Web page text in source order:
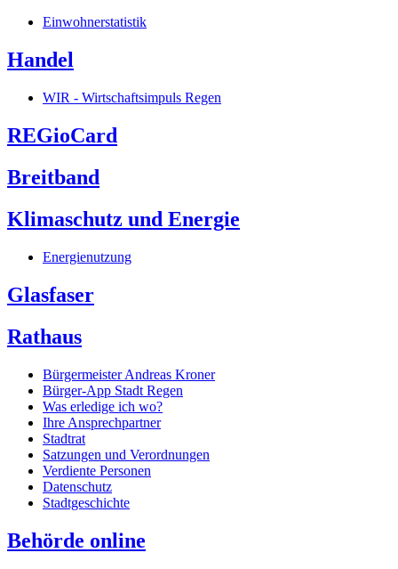
Einwohnerstatistik
Handel
WIR - Wirtschaftsimpuls Regen
REGioCard
Breitband
Klimaschutz und Energie
Energienutzung
Glasfaser
Rathaus
Bürgermeister Andreas Kroner
Bürger-App Stadt Regen
Was erledige ich wo?
Ihre Ansprechpartner
Stadtrat
Satzungen und Verordnungen
Verdiente Personen
Datenschutz
Stadtgeschichte
Behörde online